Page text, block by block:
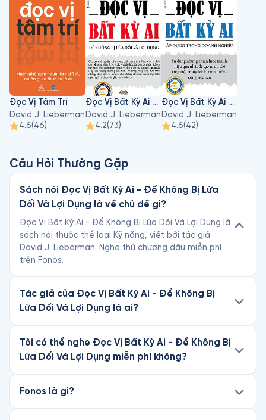
trong trị liệu tâm lý ngắn hạn.
Không chỉ giới hạn hoạt động của mình trong giới học thuật,
ông còn tham gia huấn luyện cho Cục Điều tra Liên bang Mỹ
(FBI), Cơ quan An ninh Quốc gia Mỹ (NSA), và quân đội Mỹ. Các
kỹ thuật phỏng vấn, thẩm vấn, và thương lượng do ông đưa
ra được các chính phủ, cơ quan cảnh sát, tập đoàn lớn trong
danh sách Fortune 500, bác sĩ tâm thần sử dụng rộng rãi tại ít
nhất 25 quốc gia trên thế giới.
Ông quan niệm: “Cần lưu ý một quy tắc rằng bất kỳ ai cũng
Lieberman là tác giả của 11 cuốn sách, trong đó có hai cuốn
York Times. Các sách của ông đã được dịch sang 26 thứ
tiếng, bán được hơn 3 triệu bản trên toàn thế giới. Đến nay
ông đã làm khách mời hơn 300 chương trình phát thanh và
truyền hình như The Today Show, The Montel Williams Show,
The O Reilly Factor, NPR, and The View.
Đọc Vị Tâm Trí
David J. Lieberman
4.6(46)
Đọc Vị Bất Kỳ Ai - Để Không Bị Lừa Dối Và Lợi Dụng
David J. Lieberman
4.2(73)
Đọc Vị Bất Kỳ Ai - Áp Dụng Trong Doanh Nghiệp
David J. Lieberman
4.6(42)
Câu Hỏi Thường Gặp
Sách nói Đọc Vị Bất Kỳ Ai - Để Không Bị Lừa
Dối Và Lợi Dụng là về chủ đề gì?
Đọc Vị Bất Kỳ Ai - Để Không Bị Lừa Dối Và Lợi Dụng là
sách nói thuộc thể loại Kỹ năng, viết bởi tác giả
David J. Lieberman. Nghe thử chương đầu miễn phí
trên Fonos.
Tác giả của Đọc Vị Bất Kỳ Ai - Để Không Bị
Lừa Dối Và Lợi Dụng là ai?
Tôi có thể nghe Đọc Vị Bất Kỳ Ai - Để Không Bị
Lừa Dối Và Lợi Dụng miễn phí không?
Fonos là gì?